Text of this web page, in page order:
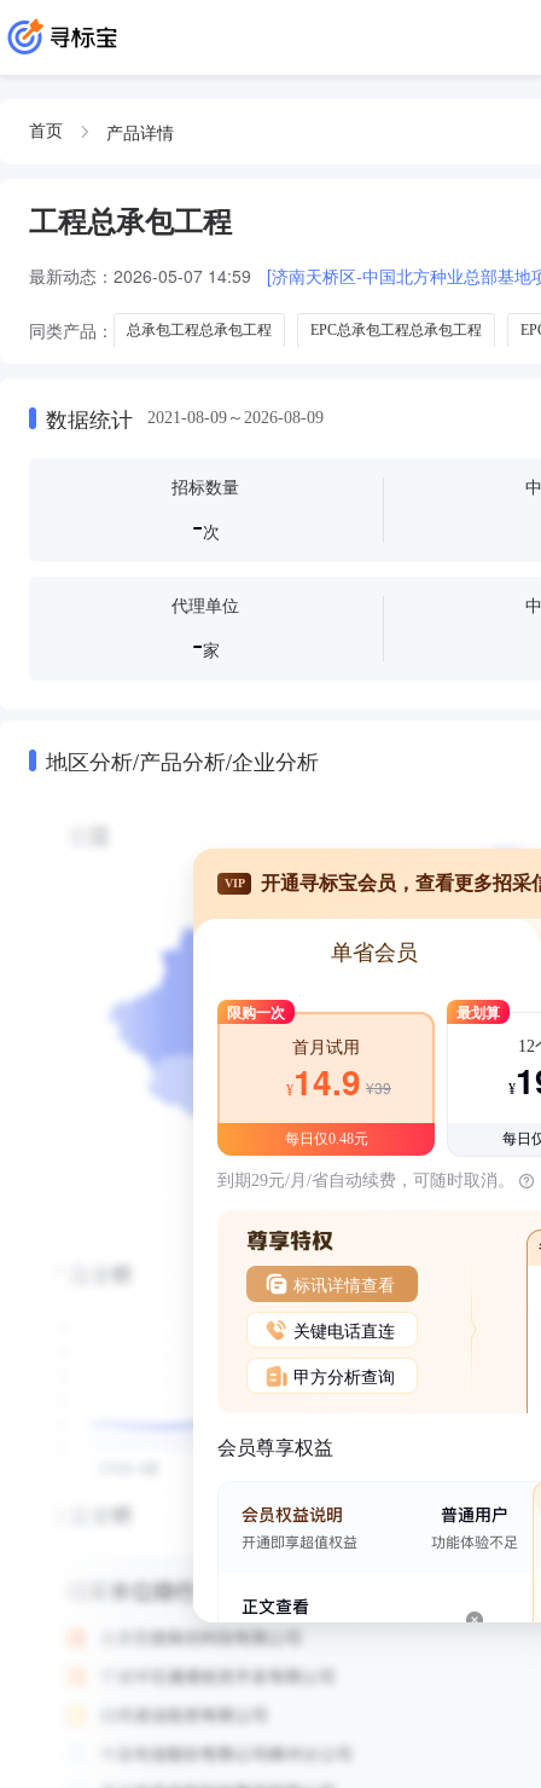
首页 产品详情
工程总承包工程
最新动态： 2026-05-07 14:59 [济南天桥区-中国北方种业总部基
同类产品： 总承包工程总承包工程 EPC总承包工程总承包工程
数据统计 2021-08-09～2026-08-09
招标数量
-次
代理单位
-家
地区分析/产品分析/企业分析
VIP 开通寻标宝会员，查看更多招采
单省会员
限购一次
首月试用
¥14.9 ¥39
每日仅0.48元
最划算
12
¥
每日
到期29元/月/省自动续费，可随时取消。
标讯详情查看
关键电话直连
甲方分析查询
会员尊享权益